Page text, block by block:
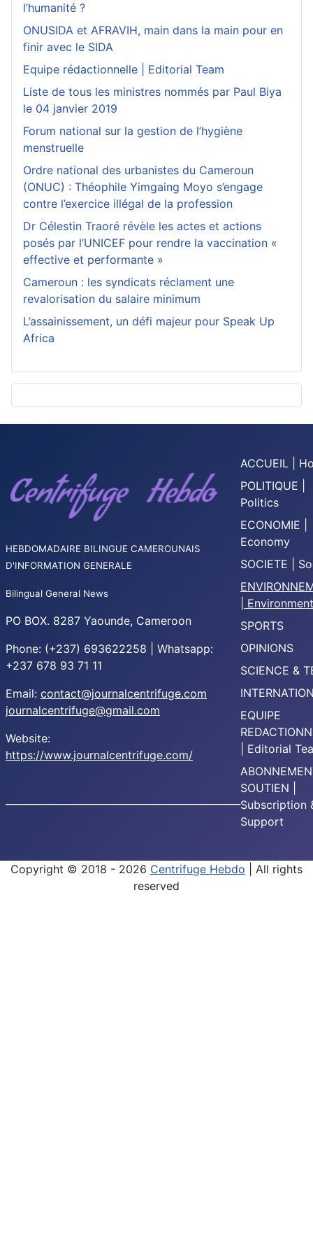
l’humanité ?
ONUSIDA et AFRAVIH, main dans la main pour en
finir avec le SIDA
Equipe rédactionnelle | Editorial Team
Liste de tous les ministres nommés par Paul Biya
le 04 janvier 2019
Forum national sur la gestion de l’hygiène
menstruelle
Ordre national des urbanistes du Cameroun
(ONUC) : Théophile Yimgaing Moyo s’engage
contre l’exercice illégal de la profession
Dr Célestin Traoré révèle les actes et actions
posés par l’UNICEF pour rendre la vaccination «
effective et performante »
Cameroun : les syndicats réclament une
revalorisation du salaire minimum
L’assainissement, un défi majeur pour Speak Up
Africa
HEBDOMADAIRE BILINGUE CAMEROUNAIS
D'INFORMATION GENERALE
Bilingual General News
PO BOX. 8287 Yaounde, Cameroon
Phone: (+237) 693622258 | Whatsapp:
+237 678 93 71 11
Email: contact@journalcentrifuge.com
journalcentrifuge@gmail.com
Website:
https://www.journalcentrifuge.com/
ACCUEIL |
POLITIQUE |
Politics
ECONOMIE |
Economy
SOCIETE |
| Environment
SPORTS
OPINIONS
SCIENCE &
EQUIPE
| Editorial
SOUTIEN |
Subscription
Support
Copyright © 2018 - 2026 Centrifuge Hebdo | All rights
reserved